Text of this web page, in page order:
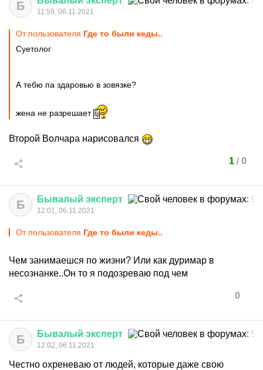
Б 11:59, 06.11.2021
От пользователя Где то были кеды..
Суетолог
А тебю па здаровью в зовязке?
жена не разрешает
Второй Волчара нарисовался
1/ 0
Б Бывалый эксперт
12:01, 06.11.2021
От пользователя Где то были кеды..
Чем занимаешся по жизни? Или как дуримар в
несознанке..Он то я подозреваю под чем
0
Б Бывалый эксперт
12:02, 06.11.2021
Честно охреневаю от людей, которые даже свою